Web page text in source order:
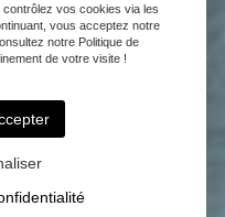
vos cookies via les
vous acceptez notre
notre Politique de
de votre visite !